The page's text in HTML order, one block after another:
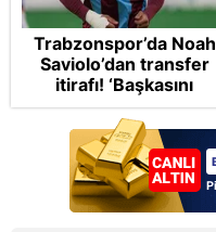
Trabzonspor’da Noah
Saviolo’dan transfer
itirafı! ‘Başkasını
izlemeye geldi’